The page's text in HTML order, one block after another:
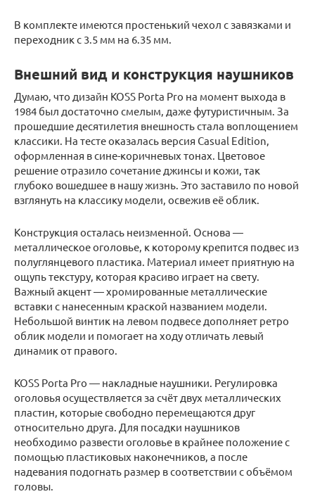
В комплекте имеются простенький чехол с завязками и
переходник с 3.5 мм на 6.35 мм.
Внешний вид и конструкция наушников
Думаю, что дизайн KOSS Porta Pro на момент выхода в
1984 был достаточно смелым, даже футуристичным. За
прошедшие десятилетия внешность стала воплощением
классики. На тесте оказалась версия Casual Edition,
оформленная в сине-коричневых тонах. Цветовое
решение отразило сочетание джинсы и кожи, так
глубоко вошедшее в нашу жизнь. Это заставило по новой
взглянуть на классику модели, освежив её облик.
Конструкция осталась неизменной. Основа —
металлическое оголовье, к которому крепится подвес из
полуглянцевого пластика. Материал имеет приятную на
ощупь текстуру, которая красиво играет на свету.
Важный акцент — хромированные металлические
вставки с нанесенным краской названием модели.
Небольшой винтик на левом подвесе дополняет ретро
облик модели и помогает на ходу отличать левый
динамик от правого.
KOSS Porta Pro — накладные наушники. Регулировка
оголовья осуществляется за счёт двух металлических
пластин, которые свободно перемещаются друг
относительно друга. Для посадки наушников
необходимо развести оголовье в крайнее положение с
помощью пластиковых наконечников, а после
надевания подогнать размер в соответствии с объёмом
головы.